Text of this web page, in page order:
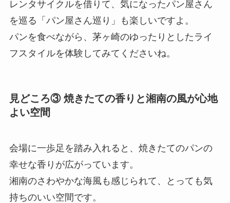
レンタサイクルを借りて、気になったパン屋さん
を巡る「パン屋さん巡り」も楽しいですよ。
パンを食べながら、茅ヶ崎のゆったりとしたライ
フスタイルを体験してみてくださいね。
見どころ③ 焼きたての香りと湘南の風が心地
よい空間
会場に一歩足を踏み入れると、焼きたてのパンの
幸せな香りが広がっています。
湘南のさわやかな海風も感じられて、とっても気
持ちのいい空間です。